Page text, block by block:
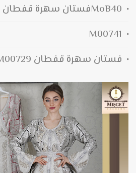
MoB40فستان سهرة قفطان
M00741
فستان سهرة قفطان M00729